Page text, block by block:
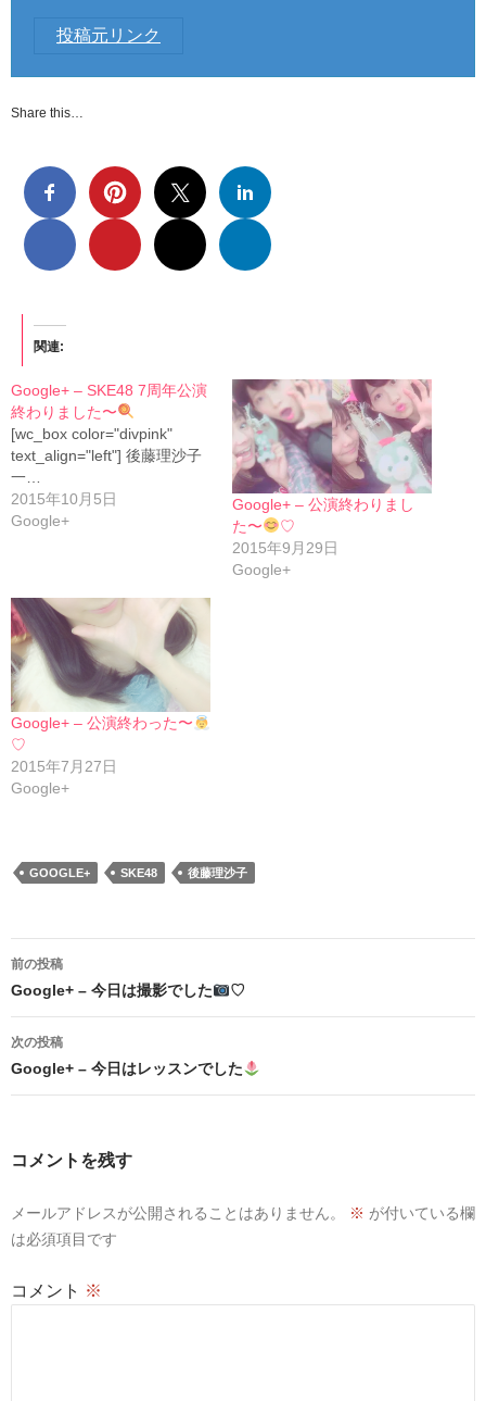
投稿元リンク
Share this…
関連
Google+ – SKE48 7周年公演
終わりました〜
[wc_box color="divpink"
text_align="left"] 後藤理沙子
一…
2015年10月5日
Google+
Google+ – 公演終わりまし
た〜
♡
2015年9月29日
Google+
Google+ – 公演終わった〜
♡
2015年7月27日
Google+
GOOGLE+ SKE48 後藤理沙子
投
稿
ナ
ビ
ョ
前の投稿
Google+ – 今日は撮影でした ♡
次の投稿
Google+ – 今日はレッスンでした
コメントを残す
メールアドレスが公開されることはありません。 ※ が付いている欄
は必須項目です
コメント ※